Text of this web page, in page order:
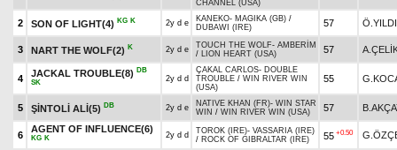
CHANNEL (USA)
2 SON OF LIGHT(4) KG K 2y d e KANEKO- MAGIKA (GB) /
DUBAWI (IRE)
57
3 NART THE WOLF(2) K 2y d e TOUCH THE WOLF- AMBERİM
/ LION HEART (USA) 57
4
JACKAL TROUBLE(8) DB
SK
2y d d
ÇAKAL CARLOS- DOUBLE
TROUBLE / WIN RIVER WIN
(USA)
55
5 ŞİNTOLİ ALİ(5) DB 2y d e NATIVE KHAN (FR)- WIN STAR
WIN / WIN RIVER WIN (USA) 57
6
AGENT OF INFLUENCE(6)
KG K 2y d d TOROK (IRE)- VASSARIA (IRE)
/ ROCK OF GIBRALTAR (IRE) 55 +0.50